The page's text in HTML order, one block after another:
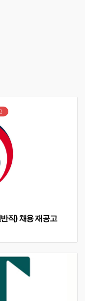
직) 채용 재공고